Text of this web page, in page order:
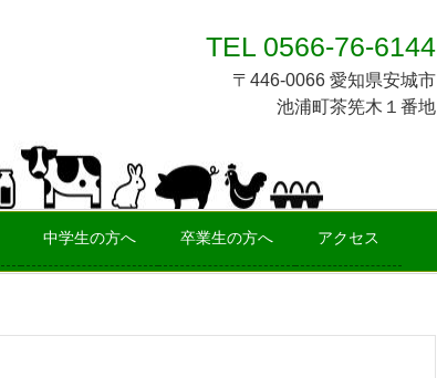
TEL 0566-76-6144
〒446-0066 愛知県安城市
池浦町茶筅木１番地
中学生の方へ 卒業生の方へ アクセス